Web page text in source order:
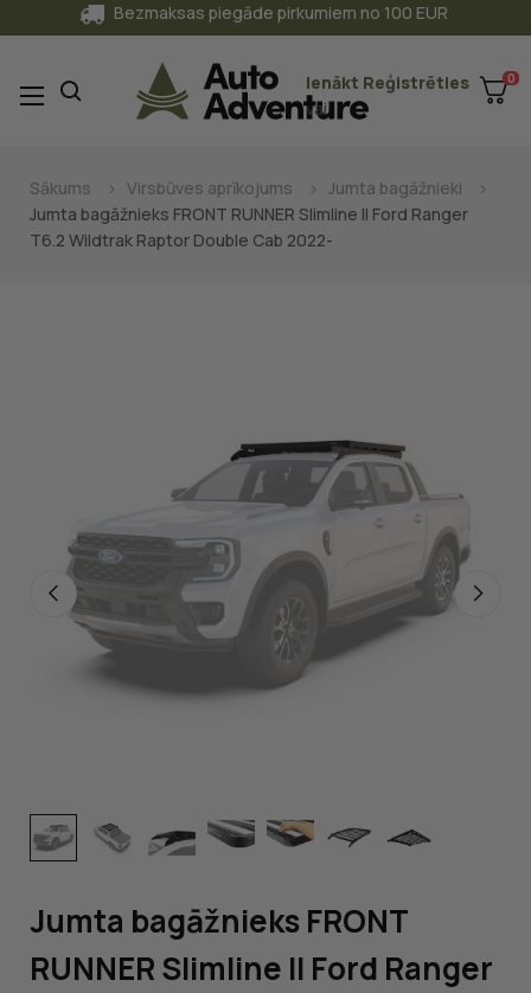
Bezmaksas piegāde pirkumiem no 100 EUR
Ienākt
vai
Reģistrēties 0
Toggle
navigation
☰
Sākums Virsbūves aprīkojums
Jumta bagāžnieki
Jumta bagāžnieks FRONT RUNNER Slimline II Ford Ranger
T6.2 Wildtrak Raptor Double Cab 2022-
Jumta bagāžnieks FRONT
RUNNER Slimline II Ford Ranger